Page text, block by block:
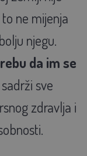
ne mijenja
njegu.
da im se
sve
zdravlja i